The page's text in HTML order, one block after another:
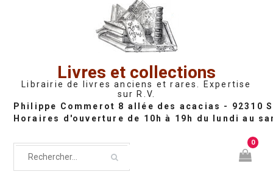
Livres et collections
Librairie de livres anciens et rares. Expertise
sur R.V.
0